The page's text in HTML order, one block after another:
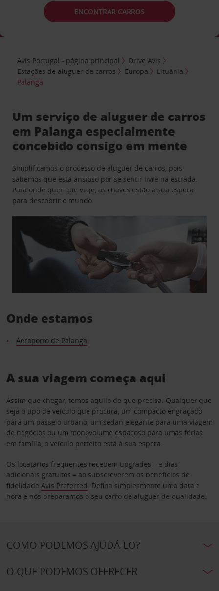
ENCONTRAR CARROS
Avis Portugal - página principal
Drive Avis
Estações de aluguer de carros
Europa
Lituânia
Palanga
Um serviço de aluguer de carros
em Palanga especialmente
concebido consigo em mente
Simplificamos o processo de aluguer de carros, pois
sabemos que está ansioso por se sentir livre na estrada.
Para onde quer que viaje, as chaves estão à sua espera
para descobrir o mundo.
Onde estamos
Aeroporto de Palanga
A sua viagem começa aqui
Assim que chegar, temos aquilo de que precisa. Qualquer que
seja o tipo de veículo que procura, um compacto engraçado
para um passeio urbano, um sedan elegante para uma viagem
de negócios ou um monovolume espaçoso para umas férias
em família, o veículo perfeito está à sua espera.
Os locatários frequentes recebem upgrades – e dias
adicionais gratuitos – ao subscreverem os benefícios de
fidelidade Avis Preferred. Defina simplesmente uma data e
hora e nós preparamos o seu carro de aluguer de qualidade.
COMO PODEMOS AJUDÁ-LO?
O QUE PODEMOS OFERECER